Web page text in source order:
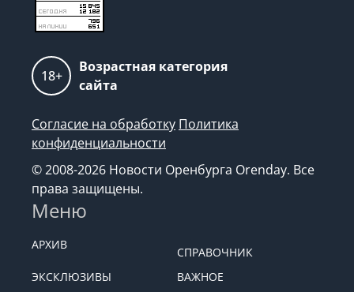
18+
Возрастная категория
сайта
Согласие на обработку Политика
конфиденциальности
© 2008-2026 Новости Оренбурга Orenday. Все
права защищены.
Меню
АРХИВ
СПРАВОЧНИК
ЭКСКЛЮЗИВЫ
ВАЖНОЕ